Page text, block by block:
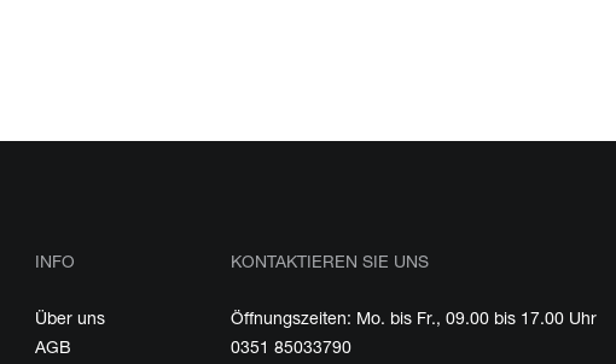
INFO
Über uns
AGB
KONTAKTIEREN SIE UNS
Öffnungszeiten: Mo. bis Fr., 09.00 bis 17.00 Uhr
0351 85033790